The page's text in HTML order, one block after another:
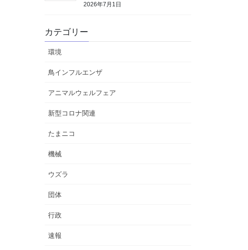
2026年7月1日
カテゴリー
環境
鳥インフルエンザ
アニマルウェルフェア
新型コロナ関連
たまニコ
機械
ウズラ
団体
行政
速報